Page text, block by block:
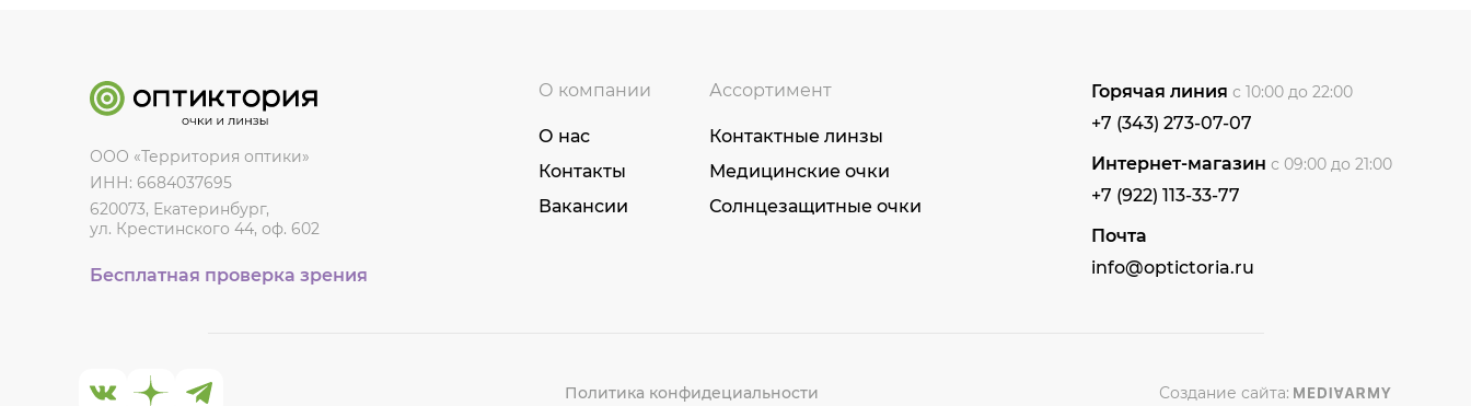
ООО «Территория оптики»
ИНН: 6684037695
620073, Екатеринбург,
ул. Крестинского 44, оф. 602
Бесплатная проверка зрения
О компании
О нас
Контакты
Вакансии
Ассортимент
Контактные линзы
Медицинские очки
Солнцезащитные очки
Горячая линия с 10:00 до 22:00
+7 (343) 273-07-07
Интернет-магазин с 09:00 до 21:00
+7 (922) 113-33-77
Почта
info@optictoria.ru
Политика конфидециальности Создание сайта: